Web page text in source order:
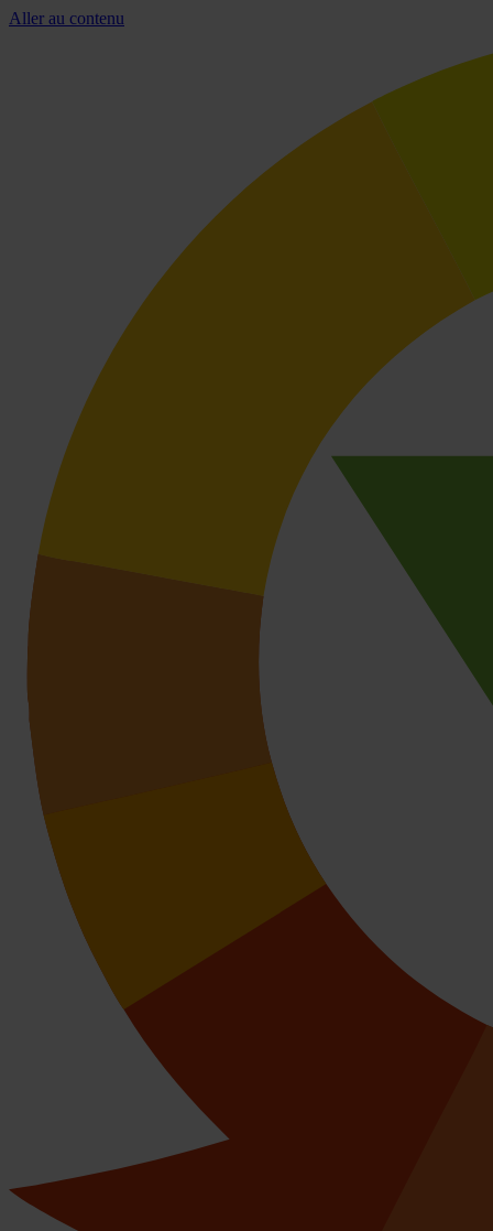
Aller au contenu